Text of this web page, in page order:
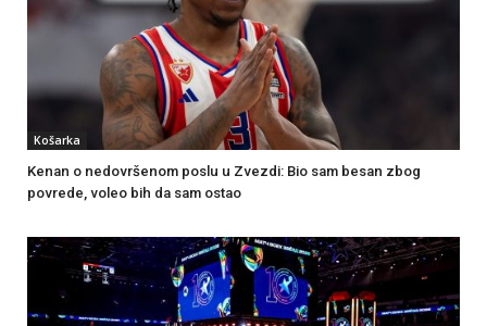
Košarka
Kenan o nedovršenom poslu u Zvezdi: Bio sam besan zbog
povrede, voleo bih da sam ostao